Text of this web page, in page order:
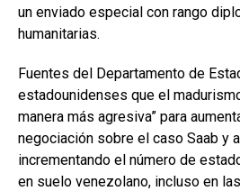
un enviado especial con rango
humanitarias.
Fuentes del Departamento de
estadounidenses que el
manera más agresiva” para
negociación sobre el caso Saab y
incrementando el número de
en suelo venezolano, incluso en